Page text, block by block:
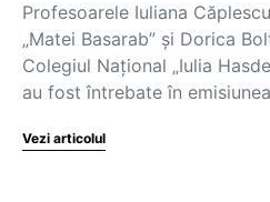
Profesoarele Iuliana
„Matei Basarab” și Dorica
Colegiul Național „Iulia
au fost întrebate în
Vezi articolul